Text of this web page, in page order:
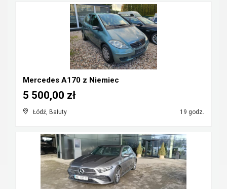
Mercedes A170 z Niemiec
Łódź, Bałuty 19 godz.
5 500,00 zł